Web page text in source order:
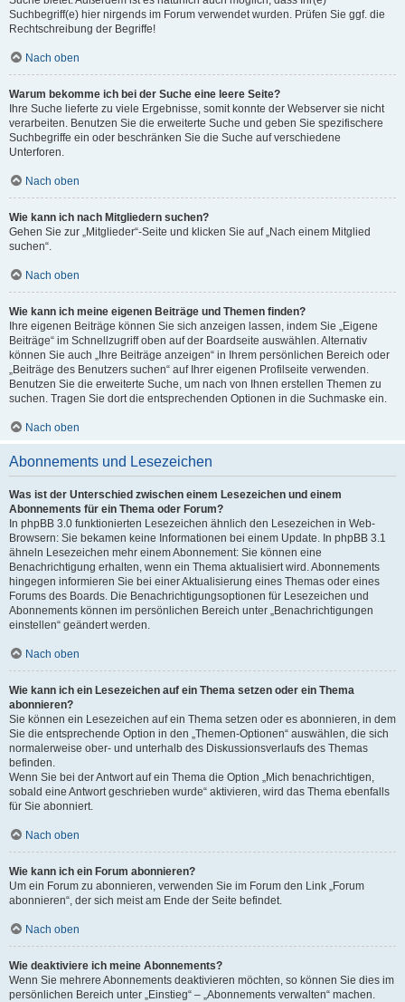
Suchbegriff(e) hier nirgends im Forum verwendet wurden. Prüfen Sie ggf. die
Rechtschreibung der Begriffe!
Nach oben
Warum bekomme ich bei der Suche eine leere Seite?
Ihre Suche lieferte zu viele Ergebnisse, somit konnte der Webserver sie nicht
verarbeiten. Benutzen Sie die erweiterte Suche und geben Sie spezifischere
Suchbegriffe ein oder beschränken Sie die Suche auf verschiedene
Unterforen.
Nach oben
Wie kann ich nach Mitgliedern suchen?
Gehen Sie zur „Mitglieder“-Seite und klicken Sie auf „Nach einem Mitglied
suchen“.
Nach oben
Wie kann ich meine eigenen Beiträge und Themen finden?
Ihre eigenen Beiträge können Sie sich anzeigen lassen, indem Sie „Eigene
Beiträge“ im Schnellzugriff oben auf der Boardseite auswählen. Alternativ
können Sie auch „Ihre Beiträge anzeigen“ in Ihrem persönlichen Bereich oder
„Beiträge des Benutzers suchen“ auf Ihrer eigenen Profilseite verwenden.
Benutzen Sie die erweiterte Suche, um nach von Ihnen erstellen Themen zu
suchen. Tragen Sie dort die entsprechenden Optionen in die Suchmaske ein.
Nach oben
Abonnements und Lesezeichen
Was ist der Unterschied zwischen einem Lesezeichen und einem
Abonnements für ein Thema oder Forum?
In phpBB 3.0 funktionierten Lesezeichen ähnlich den Lesezeichen in Web-
Browsern: Sie bekamen keine Informationen bei einem Update. In phpBB 3.1
ähneln Lesezeichen mehr einem Abonnement: Sie können eine
Benachrichtigung erhalten, wenn ein Thema aktualisiert wird. Abonnements
hingegen informieren Sie bei einer Aktualisierung eines Themas oder eines
Forums des Boards. Die Benachrichtigungsoptionen für Lesezeichen und
Abonnements können im persönlichen Bereich unter „Benachrichtigungen
einstellen“ geändert werden.
Nach oben
Wie kann ich ein Lesezeichen auf ein Thema setzen oder ein Thema
abonnieren?
Sie können ein Lesezeichen auf ein Thema setzen oder es abonnieren, in dem
Sie die entsprechende Option in den „Themen-Optionen“ auswählen, die sich
normalerweise ober- und unterhalb des Diskussionsverlaufs des Themas
befinden.
Wenn Sie bei der Antwort auf ein Thema die Option „Mich benachrichtigen,
sobald eine Antwort geschrieben wurde“ aktivieren, wird das Thema ebenfalls
für Sie abonniert.
Nach oben
Wie kann ich ein Forum abonnieren?
Um ein Forum zu abonnieren, verwenden Sie im Forum den Link „Forum
abonnieren“, der sich meist am Ende der Seite befindet.
Nach oben
Wie deaktiviere ich meine Abonnements?
Wenn Sie mehrere Abonnements deaktivieren möchten, so können Sie dies im
persönlichen Bereich unter „Einstieg“ – „Abonnements verwalten“ machen.